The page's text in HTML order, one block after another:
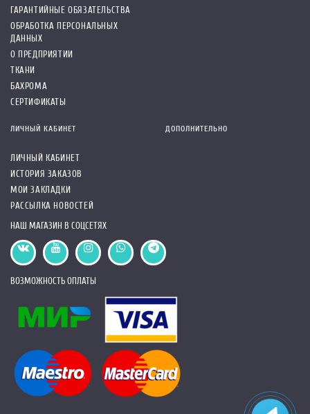
ГАРАНТИЙНЫЕ ОБЯЗАТЕЛЬСТВА
ОБРАБОТКА ПЕРСОНАЛЬНЫХ
ДАННЫХ
О ПРЕДПРИЯТИИ
ТКАНИ
БАХРОМА
СЕРТИФИКАТЫ
ЛИЧНЫЙ КАБИНЕТ
ЛИЧНЫЙ КАБИНЕТ
ИСТОРИЯ ЗАКАЗОВ
МОИ ЗАКЛАДКИ
РАССЫЛКА НОВОСТЕЙ
ДОПОЛНИТЕЛЬНО
НАШ МАГАЗИН В СОЦСЕТЯХ
ВОЗМОЖНОСТЬ ОПЛАТЫ